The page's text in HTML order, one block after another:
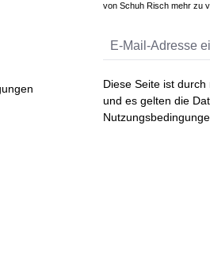
von Schuh Risch mehr zu
Diese Seite ist
und es gelten die